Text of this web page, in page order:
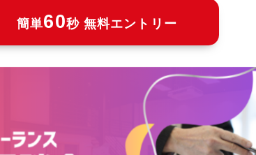
簡単60秒 無料エントリー